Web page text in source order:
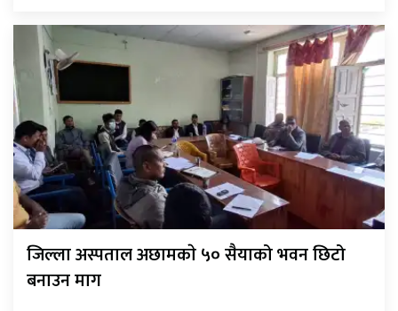
जिल्ला अस्पताल अछामकाे ५० सैयाको भवन छिटो
बनाउन माग